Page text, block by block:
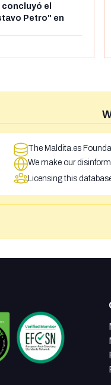
el
Petro" en
The Maldita.es
We make our
Licensing this